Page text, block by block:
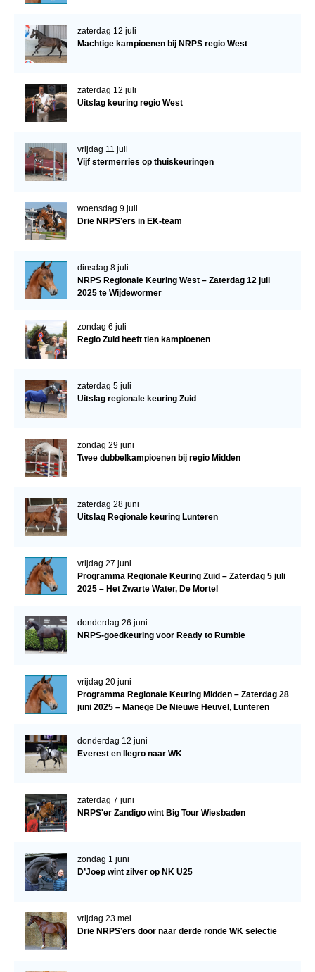
zaterdag 12 juli
Machtige kampioenen bij NRPS regio West
zaterdag 12 juli
Uitslag keuring regio West
vrijdag 11 juli
Vijf stermerries op thuiskeuringen
woensdag 9 juli
Drie NRPS’ers in EK-team
dinsdag 8 juli
NRPS Regionale Keuring West – Zaterdag 12 juli
2025 te Wijdewormer
zondag 6 juli
Regio Zuid heeft tien kampioenen
zaterdag 5 juli
Uitslag regionale keuring Zuid
zondag 29 juni
Twee dubbelkampioenen bij regio Midden
zaterdag 28 juni
Uitslag Regionale keuring Lunteren
vrijdag 27 juni
Programma Regionale Keuring Zuid – Zaterdag 5 juli
2025 – Het Zwarte Water, De Mortel
donderdag 26 juni
NRPS-goedkeuring voor Ready to Rumble
vrijdag 20 juni
Programma Regionale Keuring Midden – Zaterdag 28
juni 2025 – Manege De Nieuwe Heuvel, Lunteren
donderdag 12 juni
Everest en Ilegro naar WK
zaterdag 7 juni
NRPS'er Zandigo wint Big Tour Wiesbaden
zondag 1 juni
D’Joep wint zilver op NK U25
vrijdag 23 mei
Drie NRPS’ers door naar derde ronde WK selectie